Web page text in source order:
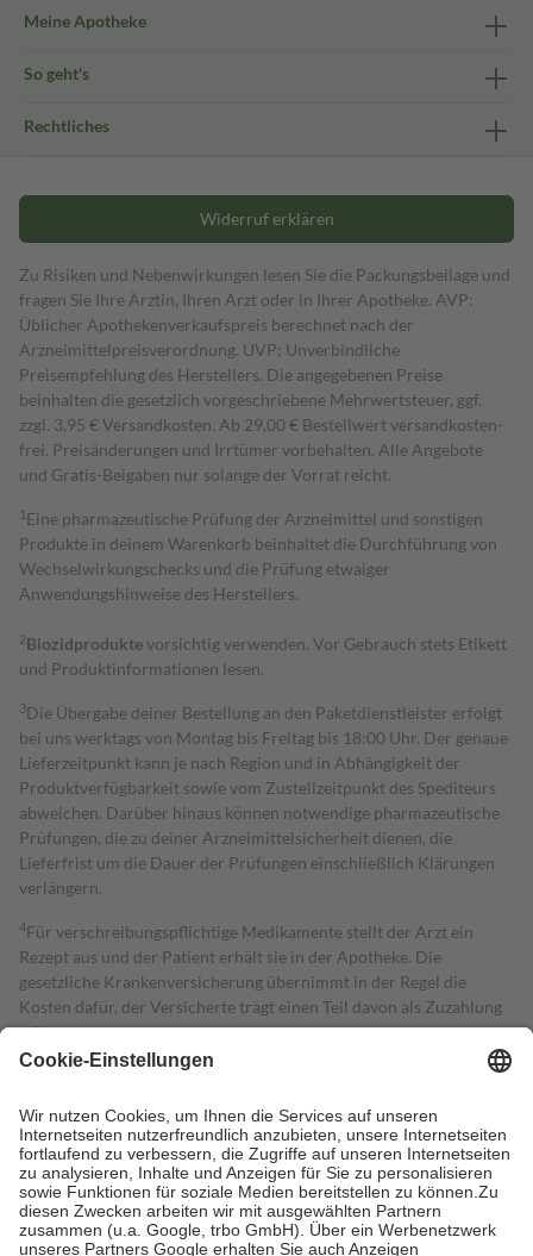
Meine Apotheke
So geht's
Rechtliches
Widerruf erklären
Zu Risiken und Nebenwirkungen lesen Sie die Packungsbeilage und
fragen Sie Ihre Ärztin, Ihren Arzt oder in Ihrer Apotheke. AVP:
Üblicher Apothekenverkaufspreis berechnet nach der
Arzneimittelpreisverordnung. UVP: Unverbindliche
Preisempfehlung des Herstellers. Die angegebenen Preise
beinhalten die gesetzlich vorgeschriebene Mehrwertsteuer, ggf.
zzgl. 3,95 € Versandkosten. Ab 29,00 € Bestell­wert versand­kosten­
frei. Preisänderungen und Irrtümer vorbehalten. Alle Angebote
und Gratis-Beigaben nur solange der Vorrat reicht.
1 Eine pharmazeutische Prüfung der Arzneimittel und sonstigen
Produkte in deinem Warenkorb beinhaltet die Durchführung von
Wechselwirkungschecks und die Prüfung etwaiger
Anwendungshinweise des Herstellers.
2Biozidproduktevorsichtig verwenden. Vor Gebrauch stets Etikett
und Produktinformationen lesen.
3Die Übergabe deiner Bestellung an den Paketdienstleister erfolgt
bei uns werktags von Montag bis Freitag bis 18:00 Uhr. Der genaue
Lieferzeitpunkt kann je nach Region und in Abhängigkeit der
Produktverfügbarkeit sowie vom Zustellzeitpunkt des Spediteurs
abweichen. Darüber hinaus können notwendige pharmazeutische
Prüfungen, die zu deiner Arzneimittelsicherheit dienen, die
Lieferfrist um die Dauer der Prüfungen einschließlich Klärungen
verlängern.
4Für verschreibungspflichtige Medikamente stellt der Arzt ein
Rezept aus und der Patient erhält sie in der Apotheke. Die
gesetzliche Krankenversicherung übernimmt in der Regel die
Kosten dafür, der Versicherte trägt einen Teil davon als Zuzahlung
mit.
Grundsätzlich leisten Mitglieder Zuzahlungen in Höhe von zehn
höchstens zehn Euro.
Es sind jedoch nie mehr als die tatsächlichen
Kosten der Leistung zu entrichten.
Diese Regeln gelten grundsätzlich auch für Online-Apotheken.
Bei Heilmitteln und häuslicher Krankenpflege beträgt die
Zuzahlung zehn Prozent der Kosten sowie zehn Euro je
Verordnung.